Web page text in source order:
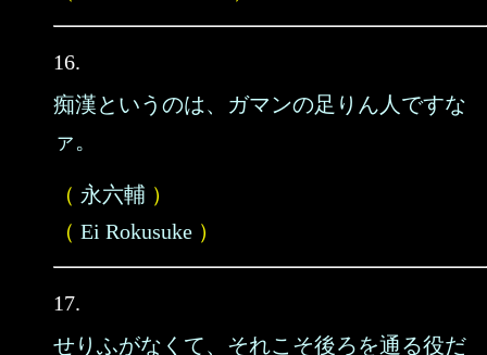
16.
痴漢というのは、ガマンの足りん人ですな
ァ。
（ 永六輔 ）
（ Ei Rokusuke ）
17.
せりふがなくて、それこそ後ろを通る役だ